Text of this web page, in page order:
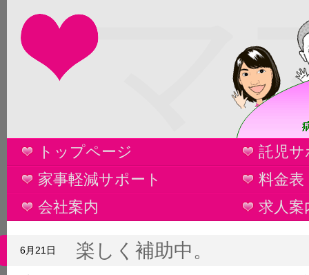
マ
トップページ
託児
家事軽減サポート
料金表
会社案内
求人案
楽しく補助中。
6月21日